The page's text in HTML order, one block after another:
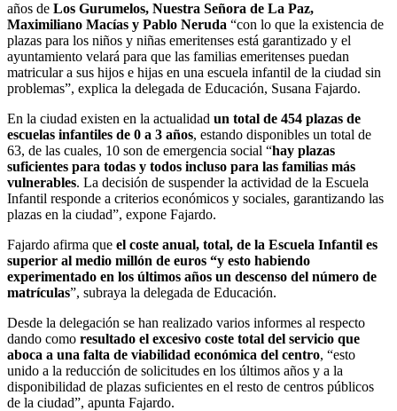
años de Los Gurumelos, Nuestra Señora de La Paz,
Maximiliano Macías y Pablo Neruda “con lo que la existencia de
plazas para los niños y niñas emeritenses está garantizado y el
ayuntamiento velará para que las familias emeritenses puedan
matricular a sus hijos e hijas en una escuela infantil de la ciudad sin
problemas”, explica la delegada de Educación, Susana Fajardo.
En la ciudad existen en la actualidad un total de 454 plazas de
escuelas infantiles de 0 a 3 años, estando disponibles un total de
63, de las cuales, 10 son de emergencia social “hay plazas
suficientes para todas y todos incluso para las familias más
vulnerables. La decisión de suspender la actividad de la Escuela
Infantil responde a criterios económicos y sociales, garantizando las
plazas en la ciudad”, expone Fajardo.
Fajardo afirma que el coste anual, total, de la Escuela Infantil es
superior al medio millón de euros “y esto habiendo
experimentado en los últimos años un descenso del número de
matrículas”, subraya la delegada de Educación.
Desde la delegación se han realizado varios informes al respecto
dando como resultado el excesivo coste total del servicio que
aboca a una falta de viabilidad económica del centro, “esto
unido a la reducción de solicitudes en los últimos años y a la
disponibilidad de plazas suficientes en el resto de centros públicos
de la ciudad”, apunta Fajardo.